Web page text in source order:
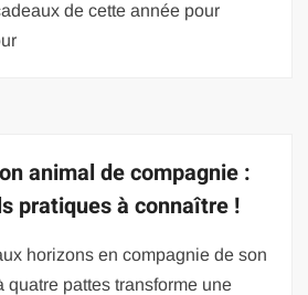
de cette année pour
animal de compagnie :
pratiques à connaître !
horizons en compagnie de son
quatre pattes transforme une